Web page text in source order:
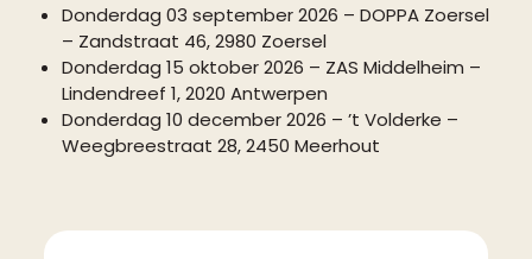
Donderdag 03 september 2026 – DOPPA Zoersel
– Zandstraat 46, 2980 Zoersel
Donderdag 15 oktober 2026 – ZAS Middelheim –
Lindendreef 1, 2020 Antwerpen
Donderdag 10 december 2026 – ’t Volderke –
Weegbreestraat 28, 2450 Meerhout